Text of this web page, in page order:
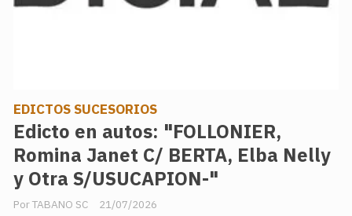
Edicto en autos: "FOLLONIER,
Romina Janet C/ BERTA, Elba Nelly
y Otra S/USUCAPION-"
TABANO SC
EDICTOS SUCESORIOS
21/07/2026